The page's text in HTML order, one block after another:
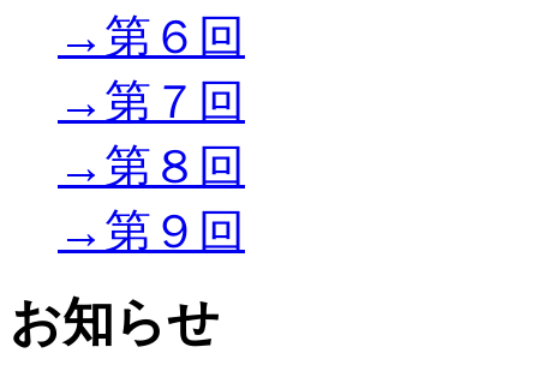
→第６回
→第７回
→第８回
→第９回
お知らせ